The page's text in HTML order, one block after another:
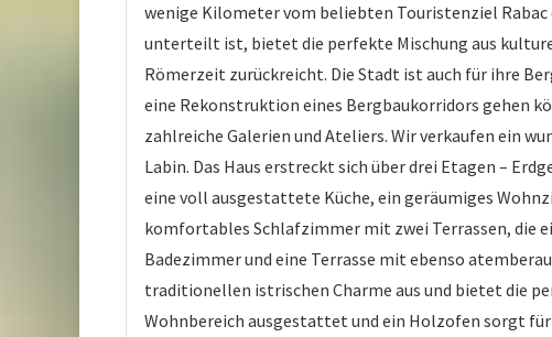
wenige Kilometer vom beliebten Touristenziel
unterteilt ist, bietet die perfekte Mischung aus
Römerzeit zurückreicht. Die Stadt ist auch für ihre
eine Rekonstruktion eines Bergbaukorridors gehen
zahlreiche Galerien und Ateliers. Wir verkaufen ein
Labin. Das Haus erstreckt sich über drei Etagen –
eine voll ausgestattete Küche, ein geräumiges
komfortables Schlafzimmer mit zwei Terrassen, die
Badezimmer und eine Terrasse mit ebenso
traditionellen istrischen Charme aus und bietet die
Wohnbereich ausgestattet und ein Holzofen sorgt